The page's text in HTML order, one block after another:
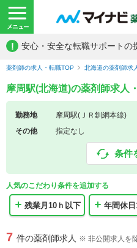
! 安心・安全な転職サポートの
薬剤師の求人・転職TOP 北海道の薬剤師求人
摩周駅(北海道)の薬剤師求人
勤務地
摩周駅(ＪＲ釧網本線)
その他
指定なし
条件
人気のこだわり条件を追加する
残業月10ｈ以下 年間休
7 件の薬剤師求人 ※ 非公開求人を